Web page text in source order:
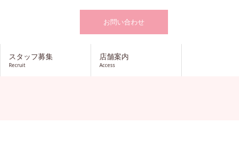
お問い合わせ
スタッフ募集
Recruit
店舗案内
Access